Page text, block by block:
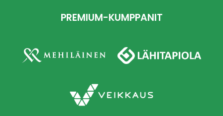
PREMIUM-KUMPPANIT